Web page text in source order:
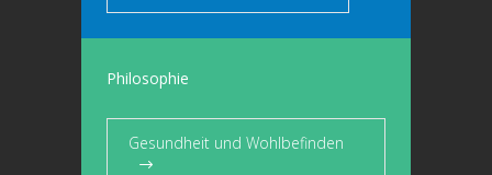
Philosophie
Gesundheit und Wohlbefinden